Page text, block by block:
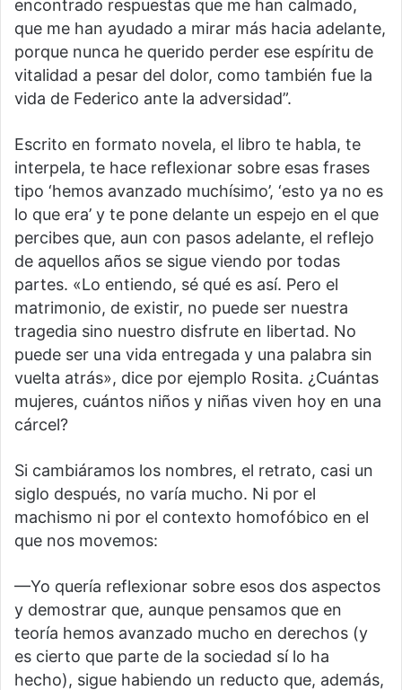
encontrado respuestas que me han calmado,
que me han ayudado a mirar más hacia adelante,
porque nunca he querido perder ese espíritu de
vitalidad a pesar del dolor, como también fue la
vida de Federico ante la adversidad”.
Escrito en formato novela, el libro te habla, te
interpela, te hace reflexionar sobre esas frases
tipo ‘hemos avanzado muchísimo’, ‘esto ya no es
lo que era’ y te pone delante un espejo en el que
percibes que, aun con pasos adelante, el reflejo
de aquellos años se sigue viendo por todas
partes. «Lo entiendo, sé qué es así. Pero el
matrimonio, de existir, no puede ser nuestra
tragedia sino nuestro disfrute en libertad. No
puede ser una vida entregada y una palabra sin
vuelta atrás», dice por ejemplo Rosita. ¿Cuántas
mujeres, cuántos niños y niñas viven hoy en una
cárcel?
Si cambiáramos los nombres, el retrato, casi un
siglo después, no varía mucho. Ni por el
machismo ni por el contexto homofóbico en el
que nos movemos:
—Yo quería reflexionar sobre esos dos aspectos
y demostrar que, aunque pensamos que en
teoría hemos avanzado mucho en derechos (y
es cierto que parte de la sociedad sí lo ha
hecho), sigue habiendo un reducto que, además,